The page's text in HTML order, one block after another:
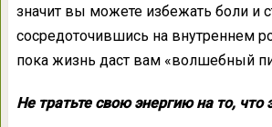
значит вы можете избежать боли и
сосредоточившись на внутреннем
пока жизнь даст вам «волшебный
Не тратьте свою энергию на то, что